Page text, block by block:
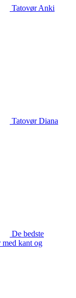
Tatovør Anki
Tatovør Diana
De bedste
med kant og